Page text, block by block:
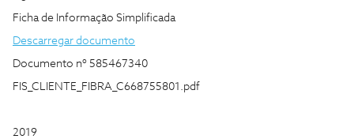
Ficha de Informação Simplificada
Descarregar documento
Documento nº 585467340
FIS_CLIENTE_FIBRA_C668755801.pdf
2019